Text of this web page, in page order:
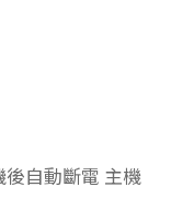
自動斷電 主機